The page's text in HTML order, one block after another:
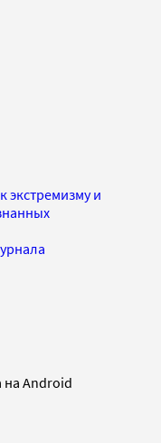
экстремизму и
Android